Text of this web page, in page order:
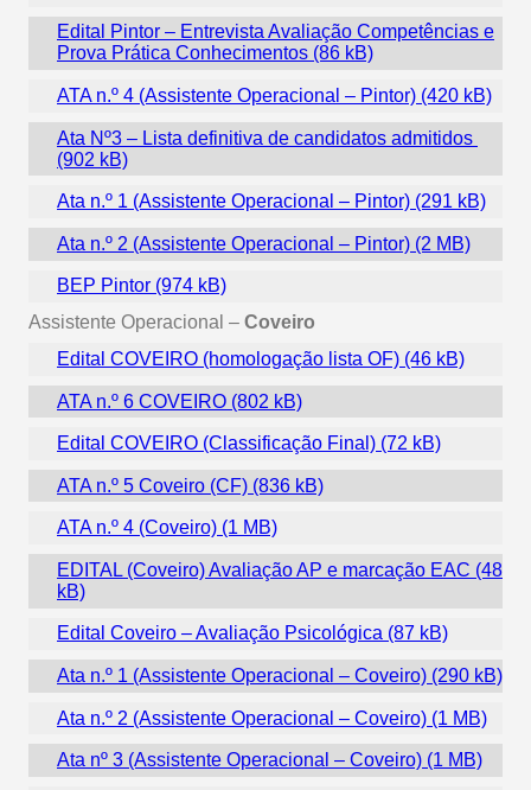
Edital Pintor – Entrevista Avaliação Competências e
Prova Prática Conhecimentos
ATA n.º 4 (Assistente Operacional – Pintor)
Ata Nº3 – Lista definitiva de candidatos admitidos
Ata n.º 1 (Assistente Operacional – Pintor)
Ata n.º 2 (Assistente Operacional – Pintor)
BEP Pintor
Assistente Operacional – Coveiro
Edital COVEIRO (homologação lista OF)
ATA n.º 6 COVEIRO
Edital COVEIRO (Classificação Final)
ATA n.º 5 Coveiro (CF)
ATA n.º 4 (Coveiro)
EDITAL (Coveiro) Avaliação AP e marcação EAC
Edital Coveiro – Avaliação Psicológica
Ata n.º 1 (Assistente Operacional – Coveiro)
Ata n.º 2 (Assistente Operacional – Coveiro)
Ata nº 3 (Assistente Operacional – Coveiro)